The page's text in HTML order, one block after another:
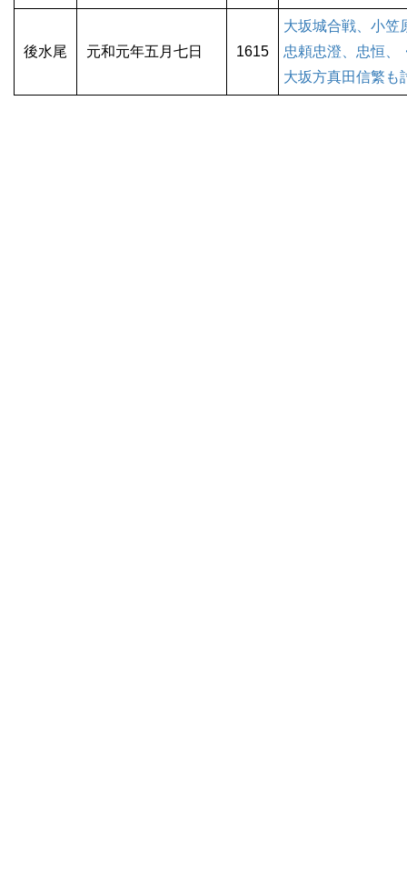
後水尾 元和元年五月七日 1615
大坂城合戦、小笠
忠頼忠澄、忠恒、
大坂方真田信繁も